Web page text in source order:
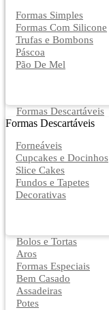
Formas Simples
Formas Com Silicone
Trufas e Bombons
Páscoa
Pão De Mel
Formas Descartáveis
Formas Descartáveis
Forneáveis
Cupcakes e Docinhos
Slice Cakes
Fundos e Tapetes
Decorativas
Bolos e Tortas
Aros
Formas Especiais
Bem Casado
Assadeiras
Potes